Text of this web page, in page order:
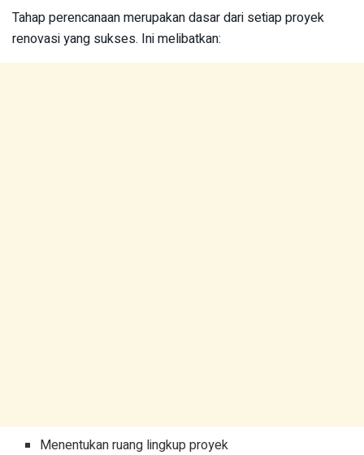
Tahap perencanaan merupakan dasar dari setiap proyek
renovasi yang sukses. Ini melibatkan:
Menentukan ruang lingkup proyek